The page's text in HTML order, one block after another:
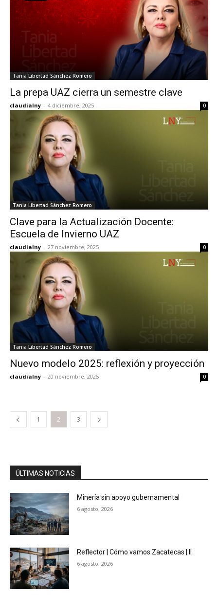
Tania Libertad Sánchez Romero
La prepa UAZ cierra un semestre clave
claudialny - 4 diciembre, 2025 0
Tania Libertad Sánchez Romero
Clave para la Actualización Docente:
Escuela de Invierno UAZ
claudialny - 27 noviembre, 2025 0
Tania Libertad Sánchez Romero
Nuevo modelo 2025: reflexión y proyección
claudialny - 20 noviembre, 2025 0
1 2 3
ÚLTIMAS NOTICIAS
Minería sin apoyo gubernamental
6 agosto, 2026
Reflector | Cómo vamos Zacatecas | II
6 agosto, 2026